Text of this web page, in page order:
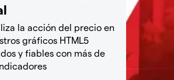
la acción del precio en
gráficos HTML5
y fiables con más de